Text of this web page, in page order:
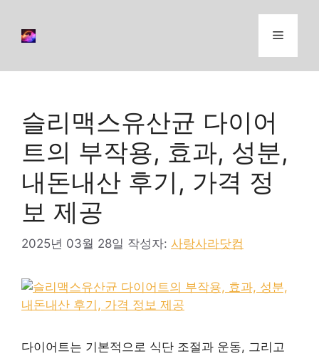
메
슬리맥스유산균 다이어
트의 부작용, 효과, 성분,
내돈내산 후기, 가격 정
보 제공
2025년 03월 28일 작성자: 사랑사라닷컴
다이어트는 기본적으로 식단 조절과 운동, 그리고